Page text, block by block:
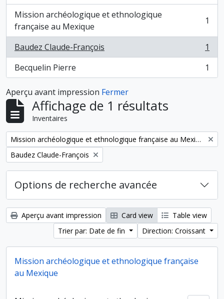
Mission archéologique et ethnologique
française au Mexique
, 1 résultats 1
Baudez Claude-François
, 1 résultats
1
Becquelin Pierre
, 1 résultats 1
Aperçu avant impression Fermer
Affichage de 1 résultats
Inventaires
Remove filter:
Mission archéologique et ethnologique française au Mexique
Remove filter:
Baudez Claude-François
Options de recherche avancée
Aperçu avant impression Card view
Table view
Trier par: Date de fin
Direction: Croissant
Mission archéologique et ethnologique française
au Mexique